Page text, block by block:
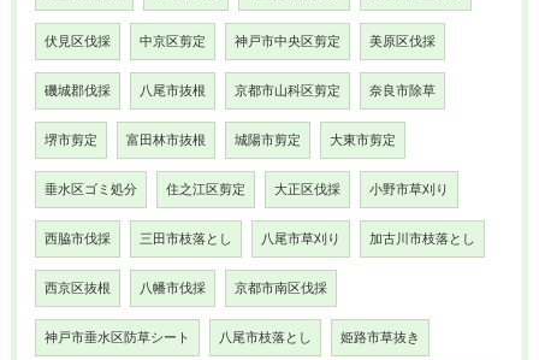
伏見区伐採 中京区剪定 神戸市中央区剪定 美原区伐採
磯城郡伐採 八尾市抜根 京都市山科区剪定 奈良市除草
堺市剪定 富田林市抜根 城陽市剪定 大東市剪定
垂水区ゴミ処分 住之江区剪定 大正区伐採 小野市草刈り
西脇市伐採 三田市枝落とし 八尾市草刈り 加古川市枝落とし
西京区抜根 八幡市伐採 京都市南区伐採
神戸市垂水区防草シート 八尾市枝落とし 姫路市草抜き